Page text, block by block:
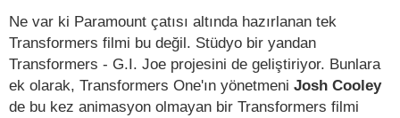
Ne var ki Paramount çatısı altında hazırlanan tek
Transformers filmi bu değil. Stüdyo bir yandan
Transformers - G.I. Joe projesini de geliştiriyor. Bunlara
ek olarak, Transformers One'ın yönetmeni Josh Cooley
de bu kez animasyon olmayan bir Transformers filmi